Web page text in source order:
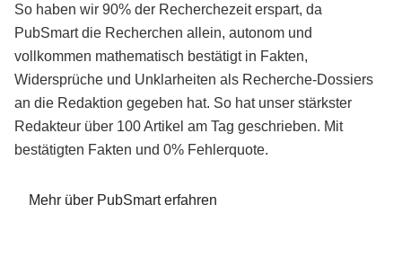
So haben wir 90% der Recherchezeit erspart, da
PubSmart die Recherchen allein, autonom und
vollkommen mathematisch bestätigt in Fakten,
Widersprüche und Unklarheiten als Recherche-Dossiers
an die Redaktion gegeben hat. So hat unser stärkster
Redakteur über 100 Artikel am Tag geschrieben. Mit
bestätigten Fakten und 0% Fehlerquote.
Mehr über PubSmart erfahren